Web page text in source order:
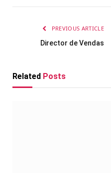
PREVIOUS ARTICLE
Director de Vendas
Related Posts